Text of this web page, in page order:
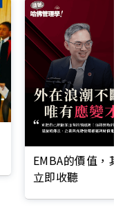
EMBA的價值，
立即收聽